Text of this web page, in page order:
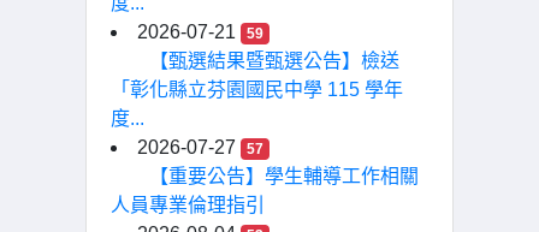
2026-07-21
59
【甄選結果暨甄選公告】檢送
「彰化縣立芬園國民中學 115 學年
度...
2026-07-27
57
【重要公告】學生輔導工作相關
人員專業倫理指引